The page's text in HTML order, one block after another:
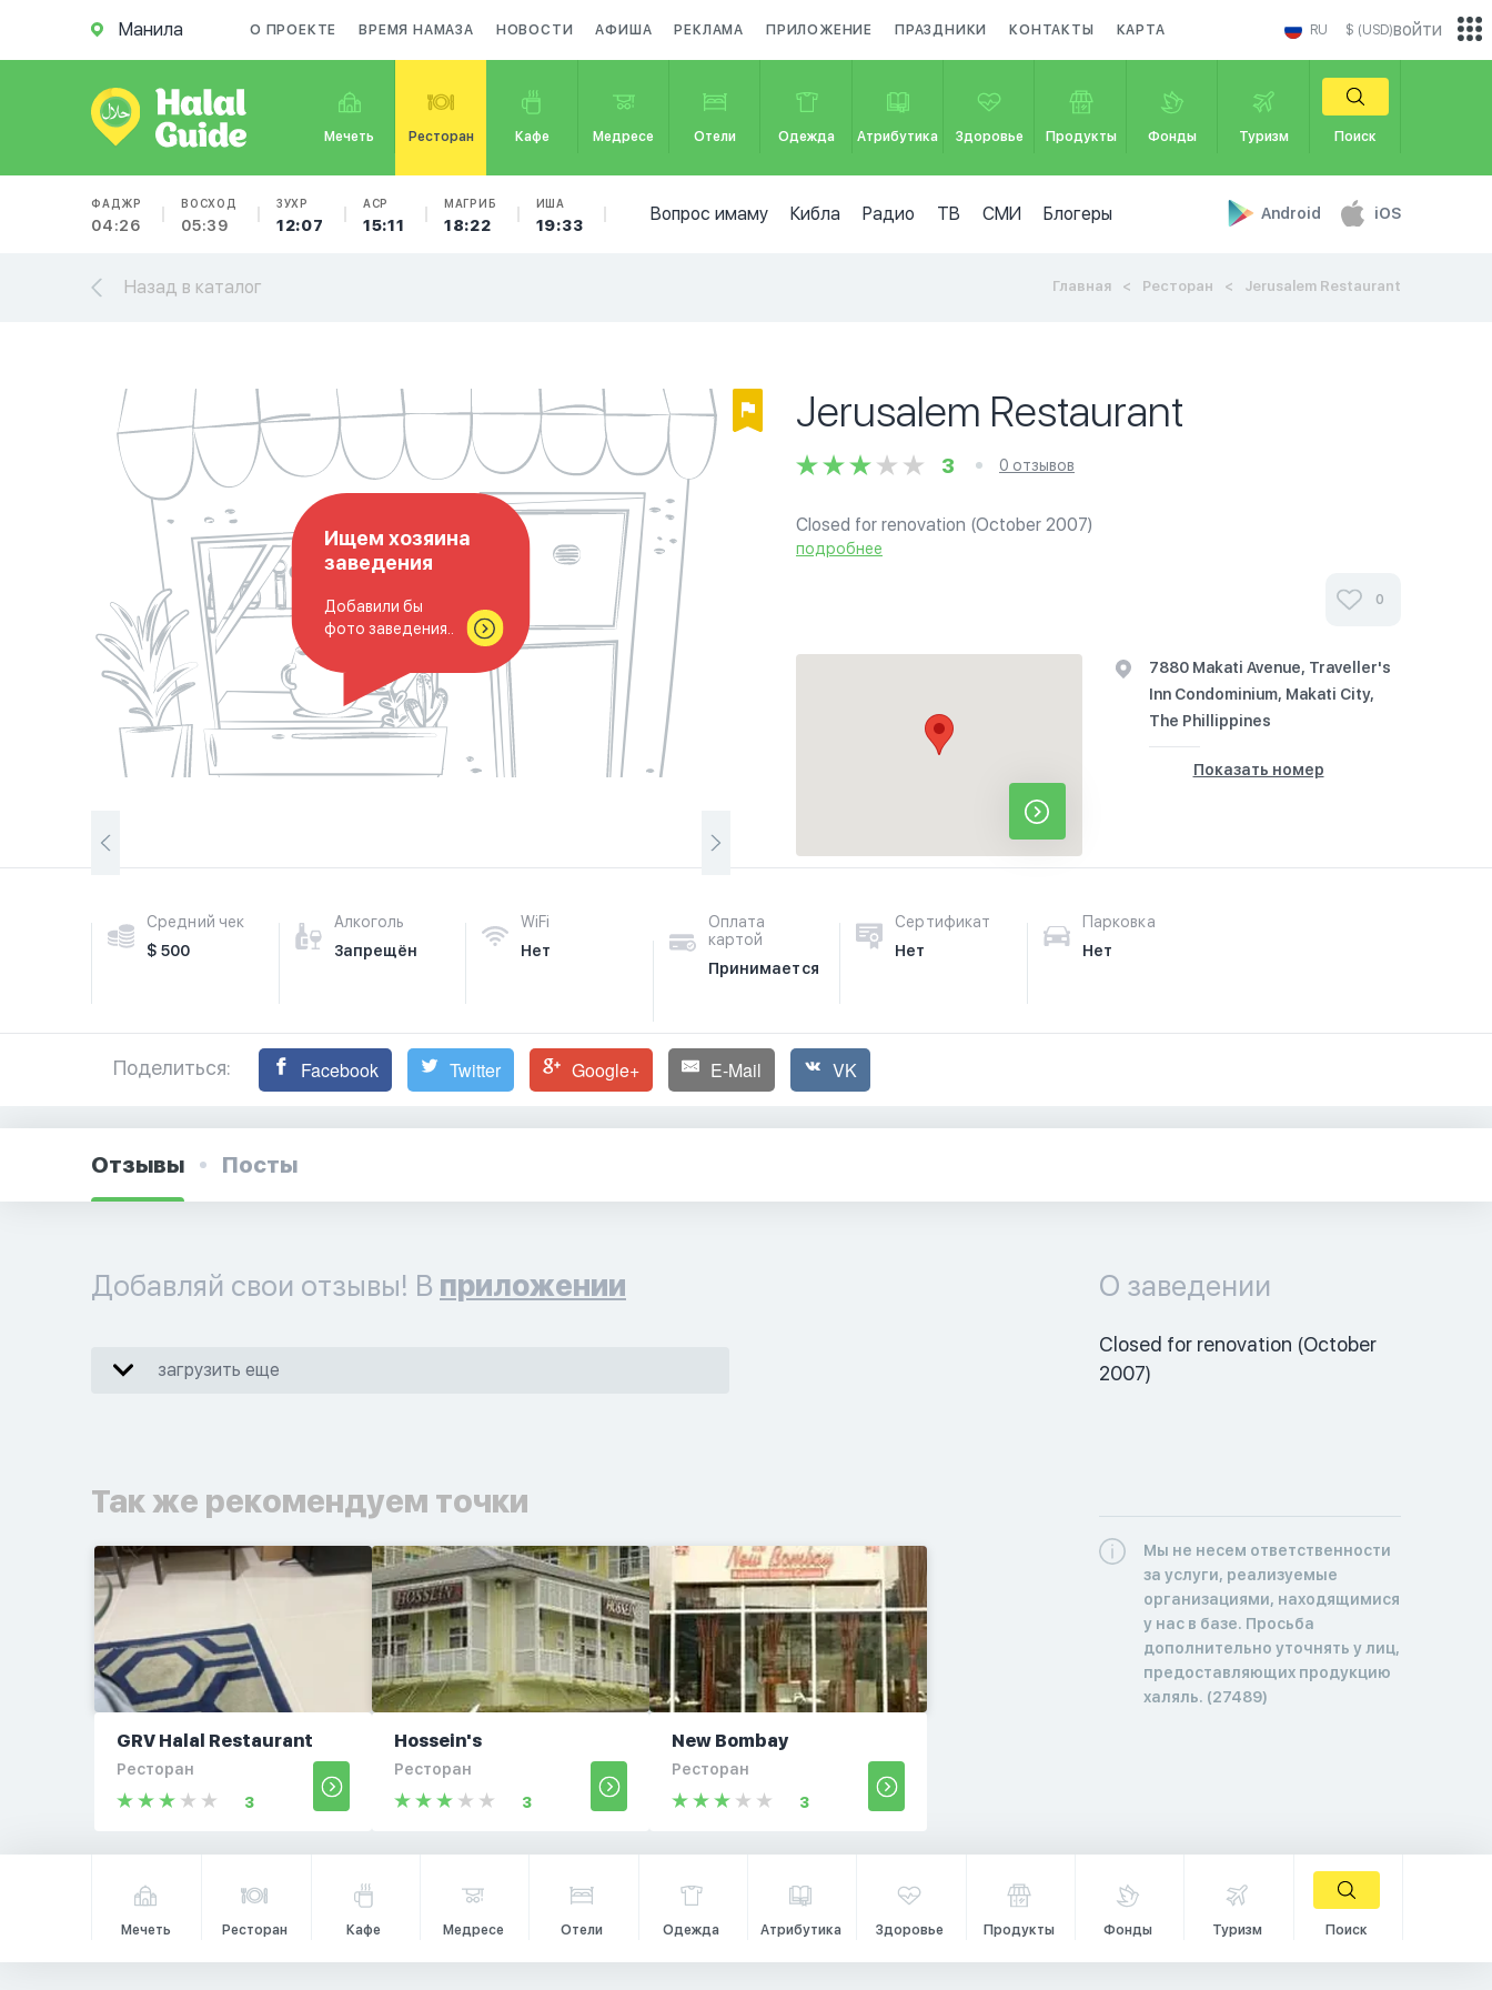
Манила О ПРОЕКТЕ ВРЕМЯ НАМАЗА НОВОСТИ АФИША РЕКЛАМА ПРИЛОЖЕНИЕ ПРАЗДНИКИ КОНТАКТЫ КАРТА RU $ (USD)
Мечеть Ресторан Кафе Медресе Отели Одежда Атрибутика Здоровье Продукты Фонды Туризм Поиск
ФАДЖР
04:26
ВОСХОД
05:39
ЗУХР
12:07
АСР
15:11
МАГРИБ
18:22
ИША
19:33
Вопрос имаму Кибла Радио ТВ СМИ Блогеры Android iOS
войти
Назад в каталог Главная Ресторан Jerusalem Restaurant
Ищем хозяина
заведения
Добавили бы
фото заведения..
Jerusalem Restaurant
3 0 отзывов
Closed for renovation (October 2007)
подробнее
0
7880 Makati Avenue, Traveller's
Inn Condominium, Makati City,
The Phillippines
Показать номер
Средний чек
$ 500
Алкоголь
Запрещён
WiFi
Нет
Оплата
картой
Принимается
Сертификат
Нет
Парковка
Нет
Поделиться: Facebook Twitter Google+ E-Mail VK
Отзывы Посты
Добавляй свои отзывы! В приложении
загрузить еще
Так же рекомендуем точки
GRV Halal Restaurant
Ресторан
3
Hossein's
Ресторан
3
New Bombay
Ресторан
3
О заведении
Closed for renovation (October
2007)
Мы не несем ответственности
за услуги, реализуемые
организациями, находящимися
у нас в базе. Просьба
дополнительно уточнять у лиц,
предоставляющих продукцию
халяль. (27489)
Мечеть Ресторан Кафе Медресе Отели Одежда Атрибутика Здоровье Продукты Фонды Туризм Поиск